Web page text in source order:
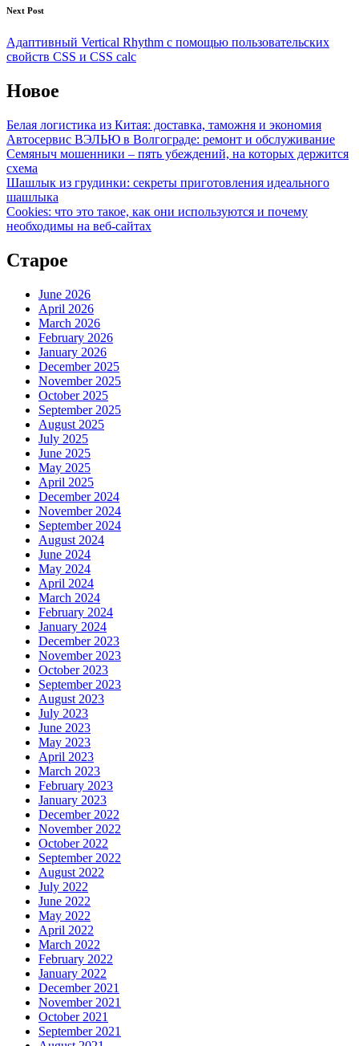
Next Post
Адаптивный Vertical Rhythm с помощью пользовательских
свойств CSS и CSS calc
Новое
Белая логистика из Китая: доставка, таможня и экономия
Автосервис ВЭЛЬЮ в Волгограде: ремонт и обслуживание
Семяныч мошенники – пять убеждений, на которых держится
схема
Шашлык из грудинки: секреты приготовления идеального
шашлыка
Cookies: что это такое, как они используются и почему
необходимы на веб-сайтах
Старое
June 2026
April 2026
March 2026
February 2026
January 2026
December 2025
November 2025
October 2025
September 2025
August 2025
July 2025
June 2025
May 2025
April 2025
December 2024
November 2024
September 2024
August 2024
June 2024
May 2024
April 2024
March 2024
February 2024
January 2024
December 2023
November 2023
October 2023
September 2023
August 2023
July 2023
June 2023
May 2023
April 2023
March 2023
February 2023
January 2023
December 2022
November 2022
October 2022
September 2022
August 2022
July 2022
June 2022
May 2022
April 2022
March 2022
February 2022
January 2022
December 2021
November 2021
October 2021
September 2021